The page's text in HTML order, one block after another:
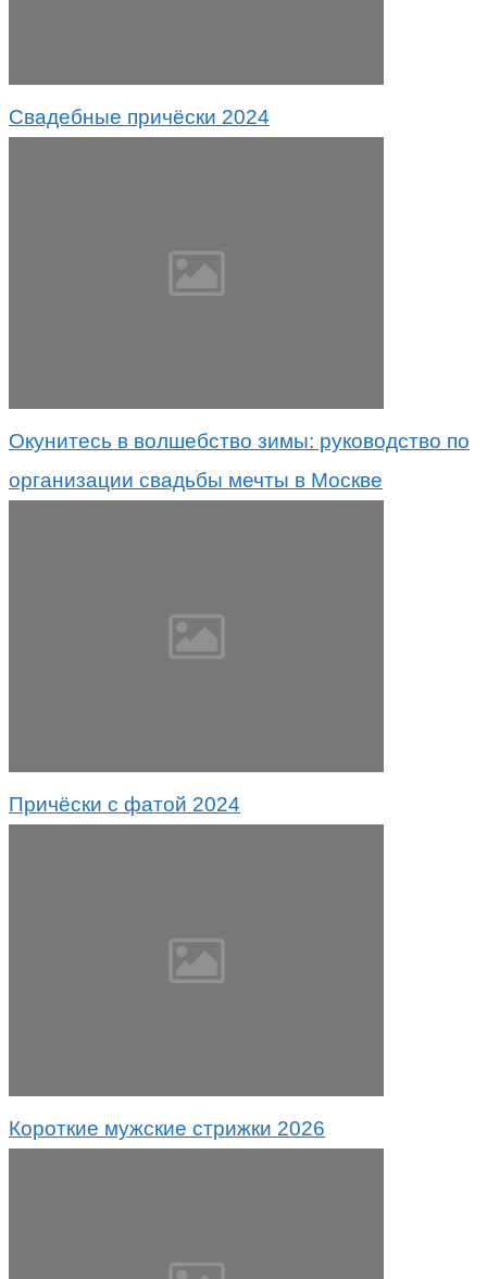
Свадебные причёски 2024
Окунитесь в волшебство зимы: руководство по
организации свадьбы мечты в Москве
Причёски с фатой 2024
Короткие мужские стрижки 2026